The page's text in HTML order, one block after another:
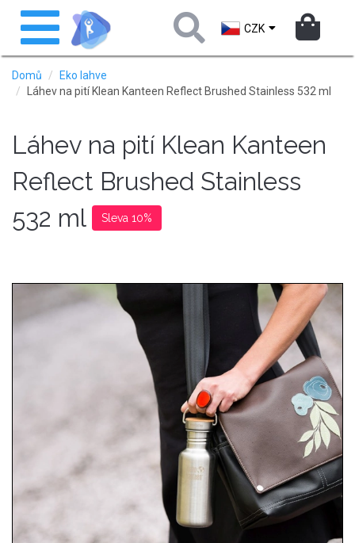
Přejít
hlavnímu
obsahu
Toggle
navigation
CZK
Domů
Eko lahve
Láhev na pití Klean Kanteen Reflect Brushed Stainless 532 ml
Láhev na pití Klean Kanteen
Reflect Brushed Stainless
532 ml
Sleva 10%